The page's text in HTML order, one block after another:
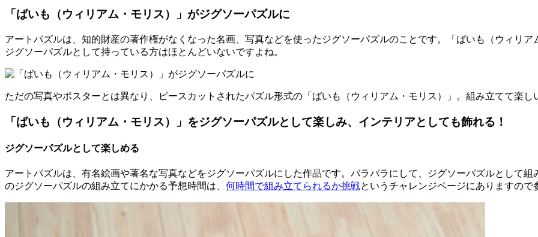
「ばいも（ウィリアム・モリス）」がジグソーパズルに
アートパズルは、知的財産の著作権がなくなった名画、写真などを使ったジグソーパズルのことです。「ばいも（ウィリ
ジグソーパズルとして持っている方はほとんどいないですよね。
ただの写真やポスターとは異なり、ピースカットされたパズル形式の「ばいも（ウィリアム・モリス）」。組み立てて楽
「ばいも（ウィリアム・モリス）」をジグソーパズルとして楽しみ、インテリアとしても飾れる！
ジグソーパズルとして楽しめる
アートパズルは、有名絵画や著名な写真などをジグソーパズルにした作品です。バラバラにして、ジグソーパズルとして
のジグソーパズルの組み立てにかかる予想時間は、 何時間で組み立てられるか挑戦というチャレンジページにありますので